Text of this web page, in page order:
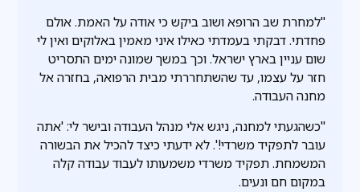
"למחרת שב הרופא ושוב ביקש כי אודה על האמת. אולם
פחדתי. דבקתי בעמדתי כאילו איני מאמין באלוקים ואין לי
שום עניין בארץ ישראל. וכך במשך שמונה ימים התסריט
חזר על עצמו, עד שהשתחררתי מבית הרפואה, בחזרה אל
מחנה העבודה.
"כשהגעתי למחנה, ניגש אלי מנהל העבודה ובישר לי: 'אתה
עובר לתפקיד משרדי!'. לא ידעתי כיצד להכיל את הבשורה
המשמחת. תפקיד משרדי משמעותו לעבוד עבודה קלה
במקום חם ונעים.